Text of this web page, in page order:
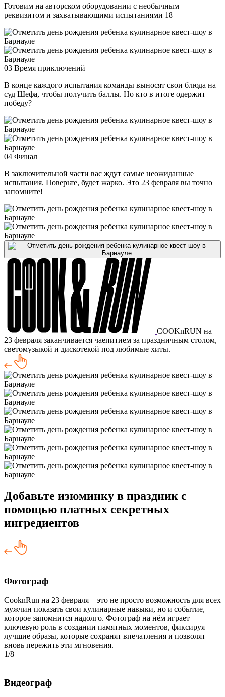
Готовим на авторском оборудовании с необычным
реквизитом и захватывающими испытаниями 18 +
03 Время приключений
В конце каждого испытания команды выносят свои блюда на
суд Шефа, чтобы получить баллы. Но кто в итоге одержит
победу?
04 Финал
В заключительной части вас ждут самые неожиданные
испытания. Поверьте, будет жарко. Это 23 февраля вы точно
запомните!
COOKnRUN на
23 февраля заканчивается чаепитием за праздничным столом,
светомузыкой и дискотекой под любимые хиты.
Добавьте изюминку в праздник с
помощью платных секретных
ингредиентов
Фотограф
CooknRun на 23 февраля – это не просто возможность для всех
мужчин показать свои кулинарные навыки, но и событие,
которое запомнится надолго. Фотограф на нём играет
ключевую роль в создании памятных моментов, фиксируя
лучшие образы, которые сохранят впечатления и позволят
вновь пережить эти мгновения.
1/8
Видеограф